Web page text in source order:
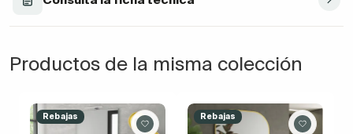
Productos de la misma colección
Rebajas Rebajas